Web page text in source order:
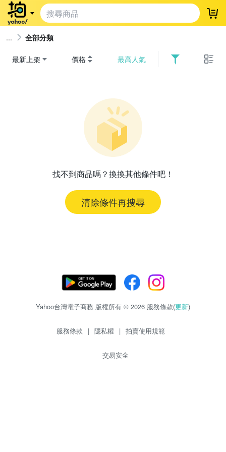
登
全部分類
最新上架 價格 最高人氣
找不到商品嗎？換換其他條件吧！
清除條件再搜尋
Yahoo台灣電子商務 版權所有 © 2026 服務條款(更新)
服務條款 | 隱私權 | 拍賣使用規範
交易安全